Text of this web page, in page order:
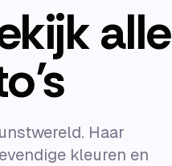
alle
Haar
kleuren en